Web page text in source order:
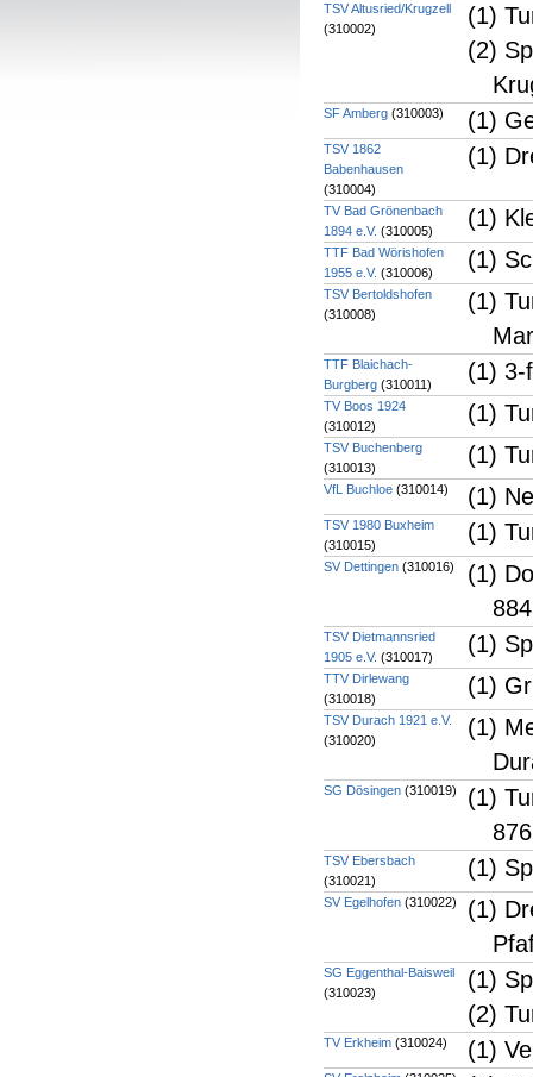
TSV Altusried/Krugzell
(310002)
(1)
(2)
SF Amberg (310003) (1)
TSV 1862
Babenhausen
(310004)
(1)
TV Bad Grönenbach
1894 e.V. (310005) (1)
TTF Bad Wörishofen
1955 e.V. (310006) (1)
TSV Bertoldshofen
(310008)
(1)
TTF Blaichach-
Burgberg (310011) (1) 3-
TV Boos 1924
(310012)
(1)
TSV Buchenberg
(310013)
(1)
VfL Buchloe (310014) (1)
TSV 1980 Buxheim
(310015)
(1)
SV Dettingen (310016)
(1)
TSV Dietmannsried
1905 e.V. (310017) (1)
TTV Dirlewang
(310018)
(1)
TSV Durach 1921 e.V.
(310020)
(1)
SG Dösingen (310019)
(1)
TSV Ebersbach
(310021)
(1)
SV Egelhofen (310022)
(1)
SG Eggenthal-Baisweil
(310023)
(1)
(2)
TV Erkheim (310024) (1)